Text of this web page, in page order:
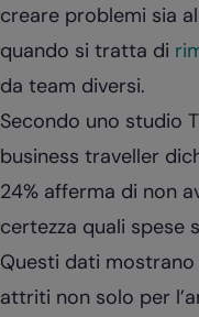
creare problemi sia
quando si tratta di
da team diversi.
Secondo uno studio
business traveller
24% afferma di non
certezza quali spese
Questi dati
attriti non solo per